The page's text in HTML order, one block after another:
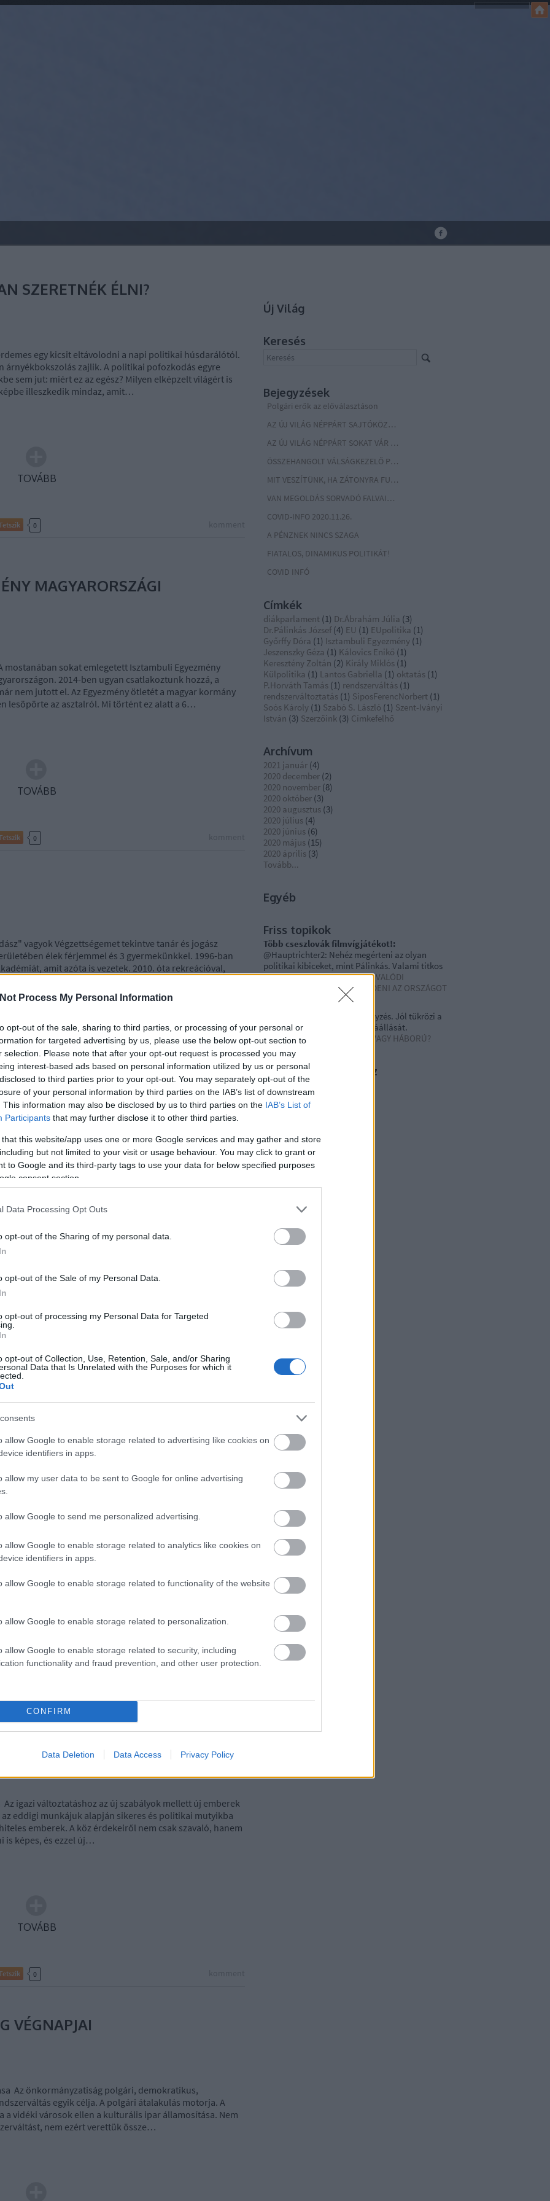
Process My Personal Information
opt-out of the sale, sharing to third parties, or processing of your personal or
for targeted advertising by us, please use the below opt-out section to
selection. Please note that after your opt-out request is processed you may
interest-based ads based on personal information utilized by us or personal
to third parties prior to your opt-out. You may separately opt-out of the
of your personal information by third parties on the IAB’s list of downstream
This information may also be disclosed by us to third parties on the IAB’s List of
Participants that may further disclose it to other third parties.
that this website/app uses one or more Google services and may gather and store
but not limited to your visit or usage behaviour. You may click to grant or
to Google and its third-party tags to use your data for below specified purposes
consent section.
Data Processing Opt Outs
opt-out of the Sharing of my personal data.
opt-out of the Sale of my Personal Data.
opt-out of processing my Personal Data for Targeted
opt-out of Collection, Use, Retention, Sale, and/or Sharing
Data that Is Unrelated with the Purposes for which it
allow Google to enable storage related to advertising like cookies on
identifiers in apps.
allow my user data to be sent to Google for online advertising
allow Google to send me personalized advertising.
allow Google to enable storage related to analytics like cookies on
identifiers in apps.
allow Google to enable storage related to functionality of the website
allow Google to enable storage related to personalization.
allow Google to enable storage related to security, including
functionality and fraud prevention, and other user protection.
CONFIRM
Data Deletion Data Access Privacy Policy
SZERETNÉK ÉLNI?
egy kicsit eltávolodni a napi politikai húsdarálótól.
árnyékbokszolás zajlik. A politikai pofozkodás egyre
sem jut: miért ez az egész? Milyen elképzelt világért is
illeszkedik mindaz, amit…
TOVÁBB
0
MAGYARORSZÁGI
mostanában sokat emlegetett Isztambuli Egyezmény
2014-ben ugyan csatlakoztunk hozzá, a
nem jutott el. Az Egyezmény ötletét a magyar kormány
lesöpörte az asztalról. Mi történt ez alatt a 6…
TOVÁBB
0
vagyok Végzettségemet tekintve tanár és jogász
élek férjemmel és 3 gyermekünkkel. 1996-ban
amit azóta is vezetek. 2010. óta rekreációval,
TOVÁBB
Tetszik 0
komment
írok cikkeket és elemzéseket, tartok előadásokat, részt
TV és rádió adásokban is szerepelek olykor és időnként
előadóként előfordulok. Három…
ÍGÉRETEK?
írása A 2010. májusában megfogalmazott magasztos
következik, melynek eredményeképpen társadalmi
szabadságban és egymást tisztelő egyetértésben
Az igazi változtatáshoz az új szabályok mellett új emberek
eddigi munkájuk alapján sikeres és politikai mutyikba
emberek. A köz érdekeiről nem csak szavaló, hanem
is képes, és ezzel új…
TOVÁBB
0
VÉGNAPJAI
Az önkormányzatiság polgári, demokratikus,
egyik célja. A polgári átalakulás motorja. A
a vidéki városok ellen a kulturális ipar államosítása. Nem
nem ezért verettük össze…
Új Világ
Keresés
Bejegyzések
Polgári erők az előválasztáson
AZ ÚJ VILÁG NÉPPÁRT SAJTÓKÖZLEMÉNYE
AZ ÚJ VILÁG NÉPPÁRT SOKAT VÁR BIDEN ELNÖKSÉGÉTŐL
ÖSSZEHANGOLT VÁLSÁGKEZELŐ PROGRAM KELL! MOST!
MIT VESZÍTÜNK, HA ZÁTONYRA FUTNAK A TÁRGYALÁSOK AZ EURÓPAI UNIÓ KÖVETKEZŐ KÖLTSÉGVETÉSÉRŐL?
VAN MEGOLDÁS SORVADÓ FALVAINK MEGMENTÉSÉRE
COVID-INFO 2020.11.26.
A PÉNZNEK NINCS SZAGA
FIATALOS, DINAMIKUS POLITIKÁT!
COVID INFÓ
Címkék
diákparlament (1) Dr.Ábrahám Júlia (3)
Dr.Pálinkás József (4) EU (1) EUpolitika (1)
Győrffy Dóra (1) Isztambuli Egyezmény (1)
Jeszenszky Géza (1) Kálovics Enikő (1)
Keresztény Zoltán (2) Király Miklós (1)
Külpolitika (1) Lantos Gabriella (1) oktatás (1)
P.Horváth Tamás (1) rendszerváltás (1)
rendszerváltoztatás (1) SiposFerencNorbert (1)
Soós Károly (1) Szabó S. László (1) Szent-Iványi
István (3) Szerzőink (3) Címkefelhő
Archívum
2021 január (4)
2020 december (2)
2020 november (8)
2020 október (3)
2020 augusztus (3)
2020 július (4)
2020 június (6)
2020 május (15)
2020 április (3)
Tovább...
Egyéb
Friss topikok
Több cseszlovák filmvígjátékot!:
@Hauptrichter2: Nehéz megérteni az olyan
politikai kibiceket, mint Pálinkás. Valami titkos
pályáz...(2020.04.24. 10:19)A VALÓDI
VESZÉLYEKTŐL KELL MEGVÉDENI AZ ORSZÁGOT
Nagyszerű bejegyzés. Jól tükrözi a
"Hegylakó" attitűdjét és hozzáállását.
( 2020.04.24. 08:10 JÁRVÁNY VAGY HÁBORÚ?
Facebook oldaldoboz